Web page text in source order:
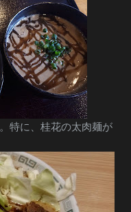
特に、桂花の太肉麺が